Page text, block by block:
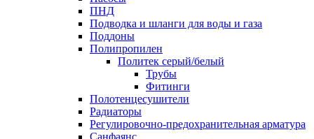
ПНД
Подводка и шланги для воды и газа
Поддоны
Полипропилен
Политек серый/белый
Трубы
Фитинги
Полотенцесушители
Радиаторы
Регулировочно-предохранительная арматура
Санфаянс